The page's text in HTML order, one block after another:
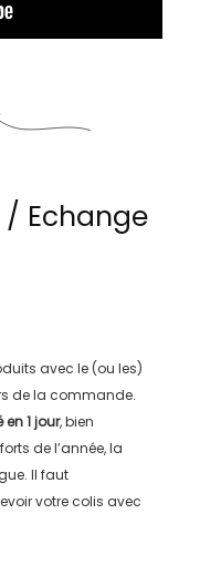
Echange
avec le (ou les)
de la commande.
en1 jour, bien
de l’année, la
Il faut
votre colis avec